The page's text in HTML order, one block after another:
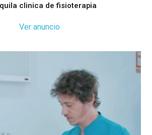
clinica de fisioterapia
Ver anuncio